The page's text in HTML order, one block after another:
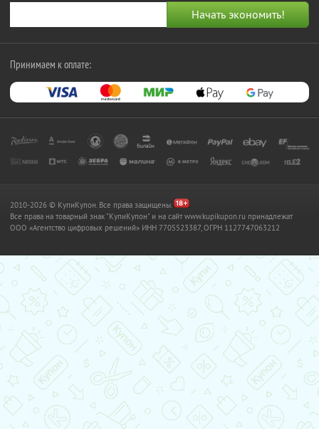
Принимаем к оплате:
2010-2026 © КупиКупон. Все права защищены.
Все права на товарный знак "КупиКупон" и на сайт www.kupikupon.ru принадлежат
OOO «Агентство цифровых решений» ИНН 7705523387, ОГРН 1127747063212